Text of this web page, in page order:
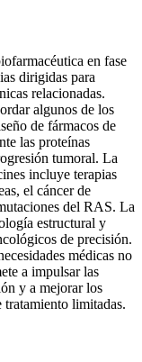
en fase
dirigidas para
relacionadas.
algunos de los
de fármacos de
las proteínas
tumoral. La
incluye terapias
el cáncer de
del RAS. La
estructural y
de precisión.
médicas no
a impulsar las
y a mejorar los
tratamiento limitadas.